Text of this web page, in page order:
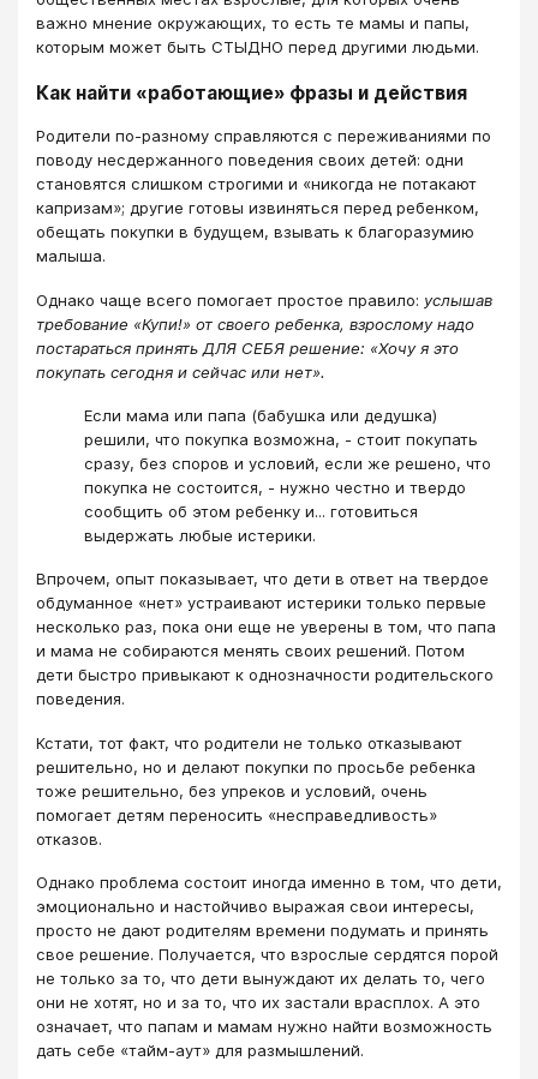
важно мнение окружающих, то есть те мамы и папы,
которым может быть СТЫДНО перед другими людьми.
Как найти «работающие» фразы и действия
Родители по-разному справляются с переживаниями по
поводу несдержанного поведения своих детей: одни
становятся слишком строгими и «никогда не потакают
капризам»; другие готовы извиняться перед ребенком,
обещать покупки в будущем, взывать к благоразумию
малыша.
Однако чаще всего помогает простое правило: услышав
требование «Купи!» от своего ребенка, взрослому надо
постараться принять ДЛЯ СЕБЯ решение: «Хочу я это
покупать сегодня и сейчас или нет».
Если мама или папа (бабушка или дедушка)
решили, что покупка возможна, - стоит покупать
сразу, без споров и условий, если же решено, что
покупка не состоится, - нужно честно и твердо
сообщить об этом ребенку и... готовиться
выдержать любые истерики.
Впрочем, опыт показывает, что дети в ответ на твердое
обдуманное «нет» устраивают истерики только первые
несколько раз, пока они еще не уверены в том, что папа
и мама не собираются менять своих решений. Потом
дети быстро привыкают к однозначности родительского
поведения.
Кстати, тот факт, что родители не только отказывают
решительно, но и делают покупки по просьбе ребенка
тоже решительно, без упреков и условий, очень
помогает детям переносить «несправедливость»
отказов.
Однако проблема состоит иногда именно в том, что дети,
эмоционально и настойчиво выражая свои интересы,
просто не дают родителям времени подумать и принять
свое решение. Получается, что взрослые сердятся порой
не только за то, что дети вынуждают их делать то, чего
они не хотят, но и за то, что их застали врасплох. А это
означает, что папам и мамам нужно найти возможность
дать себе «тайм-аут» для размышлений.